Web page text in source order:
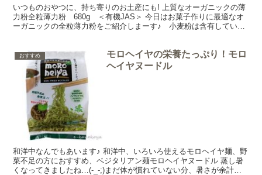
いつものおやつに、持ち寄りのお土産にも! 上質なオーガニックの薄
力粉全粒薄力粉 680g ＜有機JAS＞ 今日はお菓子作りに最適なオ
ーガニックの全粒薄力粉をご紹介しまーす♪ 小麦粉は含有している
おすすめ
モロヘイヤの栄養たっぷり！モロ
ヘイヤヌードル
和洋中なんでもあいます♪ 和洋中、いろいろ使えるモロヘイヤ麺、野
菜不足の方におすすめ、ベジタリアン麺モロヘイヤヌードル 蒸し暑
くなってきましたね…(-_-;)まだ体が慣れていない分、暑さが余計に